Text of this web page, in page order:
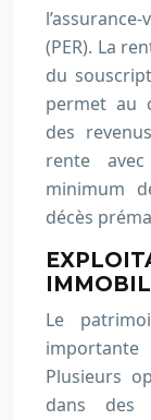
(PER). La
du
permet au
des
rente
minimum
décès
Le
Plusieurs
dans des